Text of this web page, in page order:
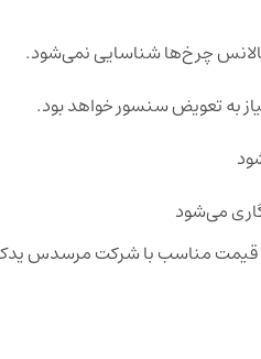
چرخ‌ها شناسایی نمی‌شود.
با قیمت مناسب با شرکت مرسدس